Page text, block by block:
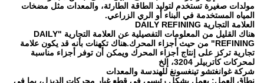
مولدات صغيرة تستخدم لتوليد الطاقة الطارئة، والمعدات مثل مضخات
المياه المستخدمة في البناء أو الري الزراعي.
العلامة التجارية DAILY REFINING
هناك القليل من المعلومات التفصيلية عن العلامة التجارية "DAILY
REFINING" من حيث أجزاء المحرك.هناك تكهنات بأنه قد يكون علامة
تجارية تركز على إنتاج أجزاء المحرك ويمكن أن توفر أجزاء مناسبة
لمحركات كاتربيلر 3204، إلخ
شركة غوانغتشو تينغسونغ للهندسة والمعدات
نطاق العمل: يعمل بشكل رئيسي في قطع غيار محركات الديزل، بما في